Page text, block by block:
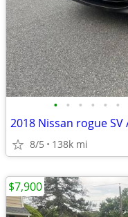
• • • • • •
8/5 138k mi
$7,900